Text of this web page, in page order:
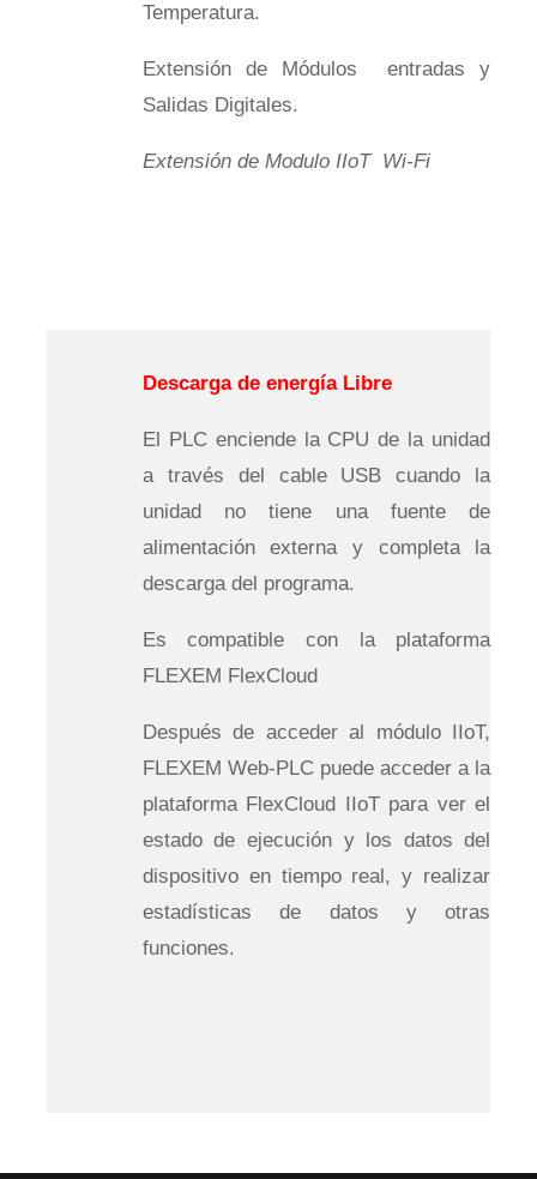
Temperatura.
Extensión de Módulos entradas y
Salidas Digitales.
Extensión de Modulo IIoT Wi-Fi
Descarga de energía Libre
El PLC enciende la CPU de la unidad
a través del cable USB cuando la
unidad no tiene una fuente de
alimentación externa y completa la
descarga del programa.
Es compatible con la plataforma
FLEXEM FlexCloud
Después de acceder al módulo IIoT,
FLEXEM Web-PLC puede acceder a la
plataforma FlexCloud IIoT para ver el
estado de ejecución y los datos del
dispositivo en tiempo real, y realizar
estadísticas de datos y otras
funciones.